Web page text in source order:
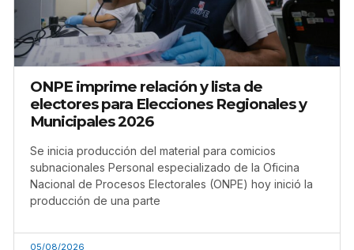
ONPE imprime relación y lista de
electores para Elecciones Regionales y
Municipales 2026
Se inicia producción del material para comicios
subnacionales Personal especializado de la Oficina
Nacional de Procesos Electorales (ONPE) hoy inició la
producción de una parte
05/08/2026